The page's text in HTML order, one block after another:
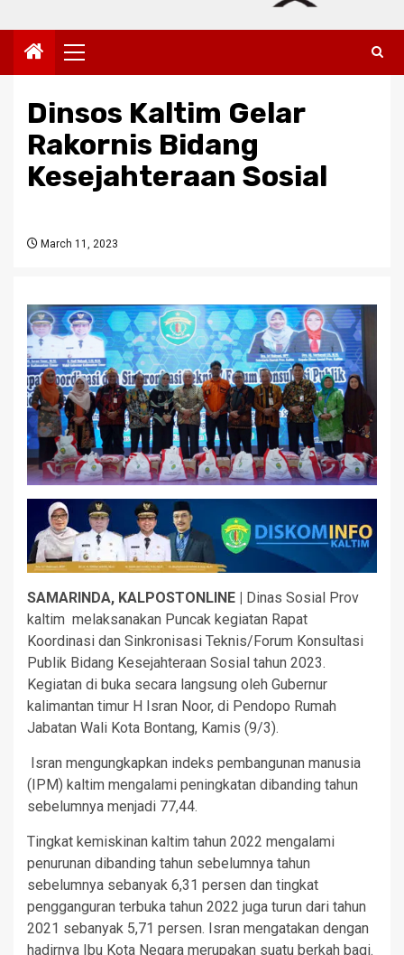
Primary
Menu
Dinsos Kaltim Gelar
Rakornis Bidang
Kesejahteraan Sosial
March 11, 2023
SAMARINDA, KALPOSTONLINE |
Dinas Sosial Prov
kaltim melaksanakan Puncak kegiatan Rapat
Koordinasi dan Sinkronisasi Teknis/Forum Konsultasi
Publik Bidang Kesejahteraan Sosial tahun 2023.
Kegiatan di buka secara langsung oleh Gubernur
kalimantan timur H Isran Noor, di Pendopo Rumah
Jabatan Wali Kota Bontang, Kamis (9/3).
Isran mengungkapkan indeks pembangunan manusia
(IPM) kaltim mengalami peningkatan dibanding tahun
sebelumnya menjadi 77,44.
Tingkat kemiskinan kaltim tahun 2022 mengalami
penurunan dibanding tahun sebelumnya tahun
sebelumnya sebanyak 6,31 persen dan tingkat
pengganguran terbuka tahun 2022 juga turun dari tahun
2021 sebanyak 5,71 persen. Isran mengatakan dengan
hadirnya Ibu Kota Negara merupakan suatu berkah bagi.